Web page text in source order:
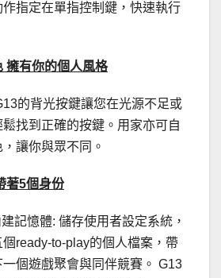
指定在單指控制鍵，快速執行
擁有你的個人風格
的背光按鍵讓您在光源不足或
找到正確的按鍵。用家亦可自
讓你與眾不同。
著5個身份
記憶體: 儲存使用者設定系統，
ready-to-play的個人檔案，帶
個遊戲聚會與同伴競賽。 G13